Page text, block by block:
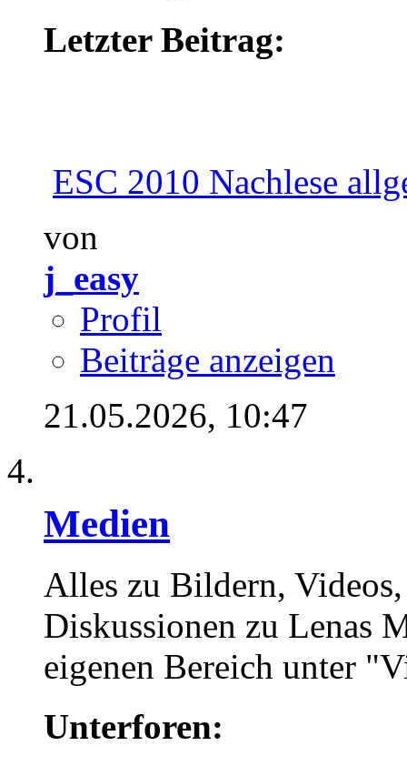
Letzter Beitrag:
ESC 2010 Nachlese
von
j_easy
Profil
Beiträge anzeigen
21.05.2026, 10:47
Medien
Alles zu Bildern,
Diskussionen zu Lenas
eigenen Bereich unter
Unterforen: